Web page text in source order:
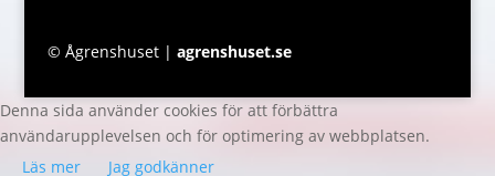
© Ågrenshuset | agrenshuset.se
Denna sida använder cookies för att förbättra
användarupplevelsen och för optimering av webbplatsen.
Läs mer
Jag godkänner